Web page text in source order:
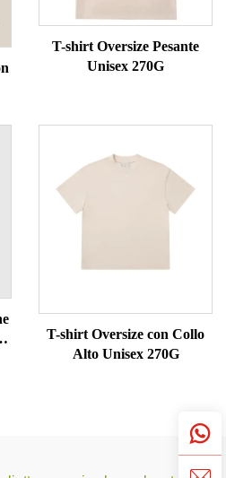
T-shirt Oversize Pesante
Unisex 270G
T-shirt Oversize con Collo
Alto Unisex 270G